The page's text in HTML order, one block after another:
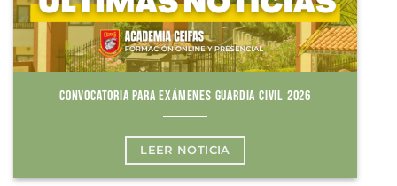
CONVOCATORIA PARA EXÁMENES GUARDIA CIVIL 2026
LEER NOTICIA